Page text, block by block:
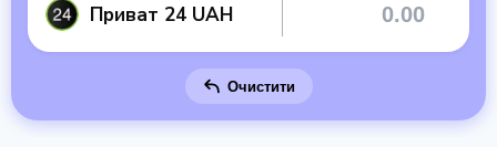
Приват 24 UAH
Очистити